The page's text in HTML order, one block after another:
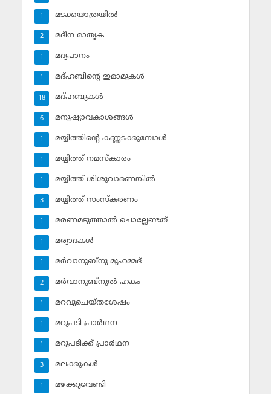
മടക്കയാത്രയില്‍
1
മദീന മാതൃക
2
മദ്യപാനം
1
മദ്ഹബിന്റെ ഇമാമുകള്‍
1
മദ്ഹബുകള്‍
18
മനുഷ്യാവകാശങ്ങള്‍
6
മയ്യിത്തിന്റെ കണ്ണടക്കുമ്പോള്‍
1
മയ്യിത്ത് നമസ്‌കാരം
1
മയ്യിത്ത് ശിശുവാണെങ്കില്‍
1
മയ്യിത്ത് സംസ്‌കരണം
3
മരണമടുത്താല്‍ ചൊല്ലേണ്ടത്
1
മര്യാദകള്‍
1
മര്‍വാനുബ്‌നു മുഹമ്മദ്
1
മര്‍വാനുബ്‌നുല്‍ ഹകം
2
മറവുചെയ്തശേഷം
1
മറുപടി പ്രാര്‍ഥന
1
മറുപടിക്ക് പ്രാര്‍ഥന
1
മലക്കുകള്‍
3
മഴക്കുവേണ്ടി
1